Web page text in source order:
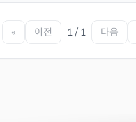
« 이전 1 / 1 다음